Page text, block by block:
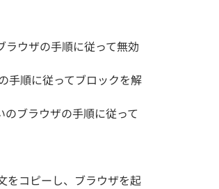
ラウザの手順に従って無効
手順に従ってブロックを解
のブラウザの手順に従って
をコピーし、ブラウザを起